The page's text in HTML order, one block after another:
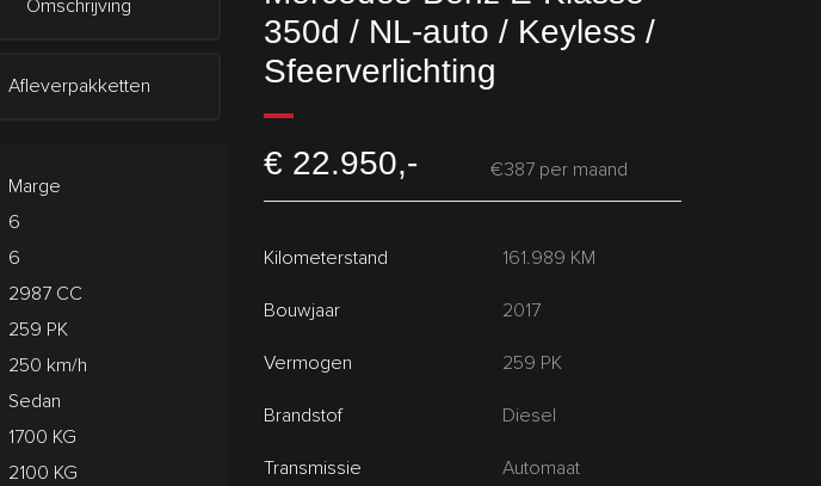
350d / NL-auto / Keyless /
Sfeerverlichting
€ 22.950,- €387 per maand
Kilometerstand 161.989 KM
Bouwjaar 2017
Vermogen 259 PK
Brandstof Diesel
Transmissie Automaat
Omschrijving
Afleverpakketten
Marge
6
6
2987 CC
259 PK
250 km/h
Sedan
1700 KG
2100 KG